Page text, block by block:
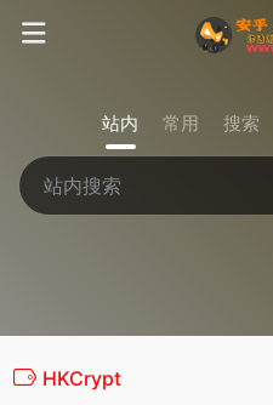
站内 常用 搜索
HKCrypt